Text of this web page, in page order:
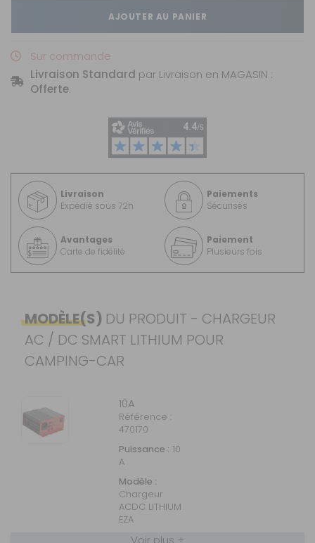
AJOUTER AU PANIER
Sur commande
Livraison Standard par Livraison en MAGASIN :
Offerte.
Livraison
Expédié sous 72h
Paiements
Sécurisés
Avantages
Carte de fidélité
Paiement
Plusieurs fois
MODÈLE(S) DU PRODUIT - CHARGEUR
AC / DC SMART LITHIUM POUR
CAMPING-CAR
10A
Référence :
470170
Puissance : 10
A
Modèle :
Chargeur
ACDC LITHIUM
EZA
Voir plus +